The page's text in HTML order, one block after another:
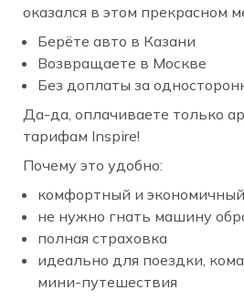
оказался в этом прекрасном
Берёте авто в Казани
Возвращаете в Москве
Без доплаты за
Да-да, оплачиваете только
тарифам Inspire!
Почему это удобно:
комфортный и
не нужно гнать машину
полная страховка
идеально для поездки,
мини-путешествия